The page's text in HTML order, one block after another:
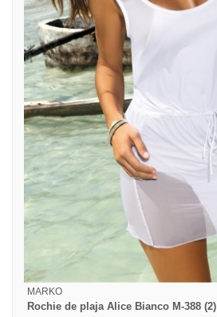
MARKO
Rochie de plaja Alice Bianco M-388 (2)